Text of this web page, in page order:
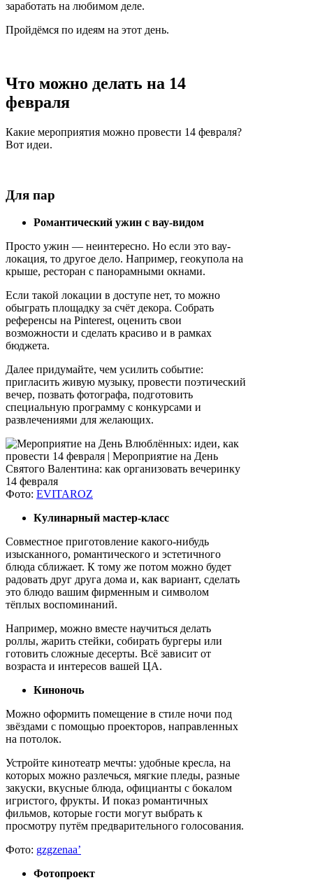
заработать на любимом деле.
Пройдёмся по идеям на этот день.
Что можно делать на 14
февраля
Какие мероприятия можно провести 14 февраля?
Вот идеи.
Для пар
Романтический ужин с вау-видом
Просто ужин — неинтересно. Но если это вау-
локация, то другое дело. Например, геокупола на
крыше, ресторан с панорамными окнами.
Если такой локации в доступе нет, то можно
обыграть площадку за счёт декора. Собрать
референсы на Pinterest, оценить свои
возможности и сделать красиво и в рамках
бюджета.
Далее придумайте, чем усилить событие:
пригласить живую музыку, провести поэтический
вечер, позвать фотографа, подготовить
специальную программу с конкурсами и
развлечениями для желающих.
Фото: EVITAROZ
Кулинарный мастер-класс
Совместное приготовление какого-нибудь
изысканного, романтического и эстетичного
блюда сближает. К тому же потом можно будет
радовать друг друга дома и, как вариант, сделать
это блюдо вашим фирменным и символом
тёплых воспоминаний.
Например, можно вместе научиться делать
роллы, жарить стейки, собирать бургеры или
готовить сложные десерты. Всё зависит от
возраста и интересов вашей ЦА.
Киноночь
Можно оформить помещение в стиле ночи под
звёздами с помощью проекторов, направленных
на потолок.
Устройте кинотеатр мечты: удобные кресла, на
которых можно разлечься, мягкие пледы, разные
закуски, вкусные блюда, официанты с бокалом
игристого, фрукты. И показ романтичных
фильмов, которые гости могут выбрать к
просмотру путём предварительного голосования.
Фото: gzgzenaa’
Фотопроект